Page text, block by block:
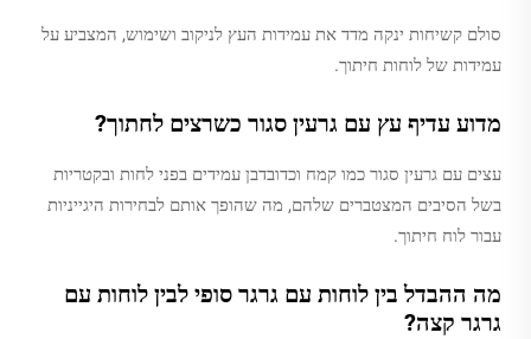
סולם קשיחות ינקה מדד את עמידות העץ לניקוב ושימוש, המצביע על
עמידות של לוחות חיתוך.
מדוע עדיף עץ עם גרעין סגור כשרצים לחתוך?
עצים עם גרעין סגור כמו קמח וכדובדבן עמידים בפני לחות ובקטריות
בשל הסיבים המצטברים שלהם, מה שהופך אותם לבחירות היגייניות
עבור לוח חיתוך.
מה ההבדל בין לוחות עם גרגר סופי לבין לוחות עם
גרגר קצה?